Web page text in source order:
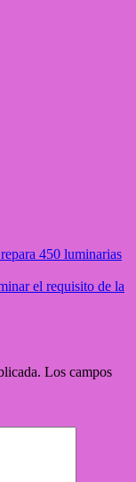
450 luminarias
el requisito de la
Los campos